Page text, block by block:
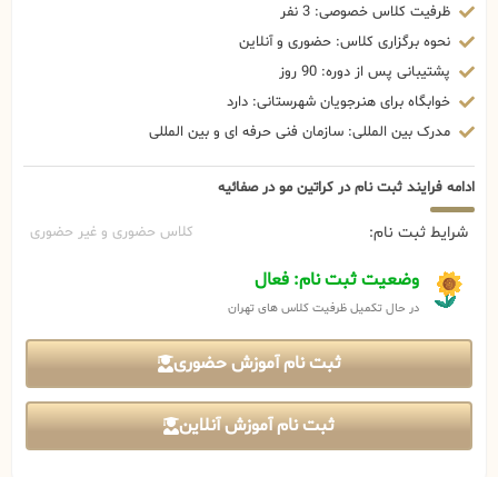
ظرفیت کلاس خصوصی: 3 نفر
نحوه برگزاری کلاس: حضوری و آنلاین
پشتیبانی پس از دوره: 90 روز
خوابگاه برای هنرجویان شهرستانی: دارد
مدرک بین المللی: سازمان فنی حرفه ای و بین المللی
ادامه فرایند ثبت نام در کراتین مو در صفائیه
شرایط ثبت نام: کلاس حضوری و غیر حضوری
وضعیت ثبت نام: فعال
در حال تکمیل ظرفیت کلاس های تهران
ثبت نام آموزش حضوری
ثبت نام آموزش آنلاین